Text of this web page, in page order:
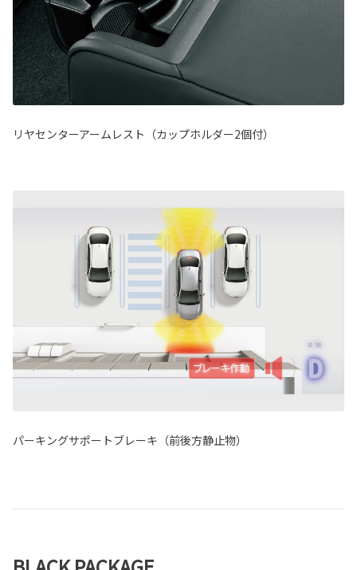
リヤセンターアームレスト（カップホルダー2個付）
パーキングサポートブレーキ（前後方静止物）